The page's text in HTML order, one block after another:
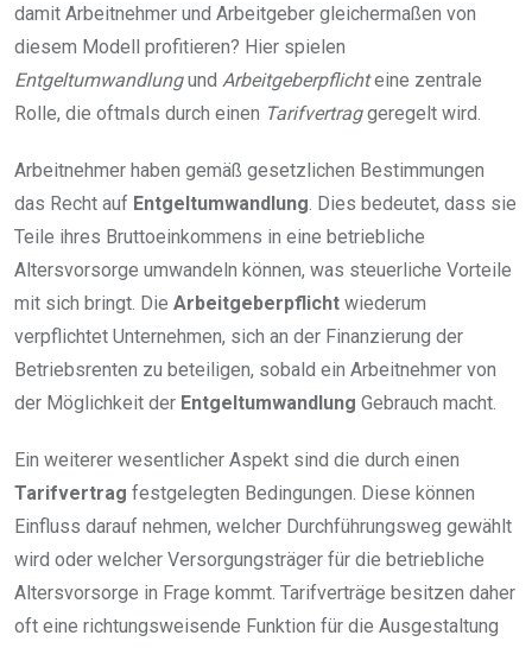
damit Arbeitnehmer und Arbeitgeber gleichermaßen von
diesem Modell profitieren? Hier spielen
Entgeltumwandlungund Arbeitgeberpflichteine zentrale
Rolle, die oftmals durch einen Tarifvertraggeregelt wird.
Arbeitnehmer haben gemäß gesetzlichen Bestimmungen
das Recht auf Entgeltumwandlung . Dies bedeutet, dass sie
Teile ihres Bruttoeinkommens in eine betriebliche
Altersvorsorge umwandeln können, was steuerliche Vorteile
mit sich bringt. Die Arbeitgeberpflicht wiederum
verpflichtet Unternehmen, sich an der Finanzierung der
Betriebsrenten zu beteiligen, sobald ein Arbeitnehmer von
der Möglichkeit der Entgeltumwandlung Gebrauch macht.
Ein weiterer wesentlicher Aspekt sind die durch einen
Tarifvertrag festgelegten Bedingungen. Diese können
Einfluss darauf nehmen, welcher Durchführungsweg gewählt
wird oder welcher Versorgungsträger für die betriebliche
Altersvorsorge in Frage kommt. Tarifverträge besitzen daher
oft eine richtungsweisende Funktion für die Ausgestaltung